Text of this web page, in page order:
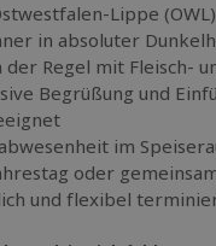
Lippe (OWL)
in absoluter
der Regel mit Fleisch-
Begrüßung und
im
oder
und flexibel